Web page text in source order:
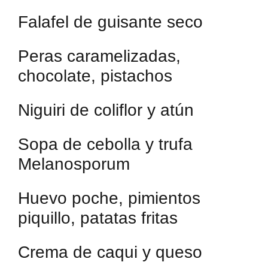
Falafel de guisante seco
Peras caramelizadas,
chocolate, pistachos
Niguiri de coliflor y atún
Sopa de cebolla y trufa
Melanosporum
Huevo poche, pimientos
piquillo, patatas fritas
Crema de caqui y queso